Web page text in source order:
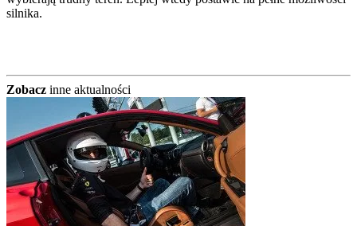
silnika.
Zobacz inne aktualności